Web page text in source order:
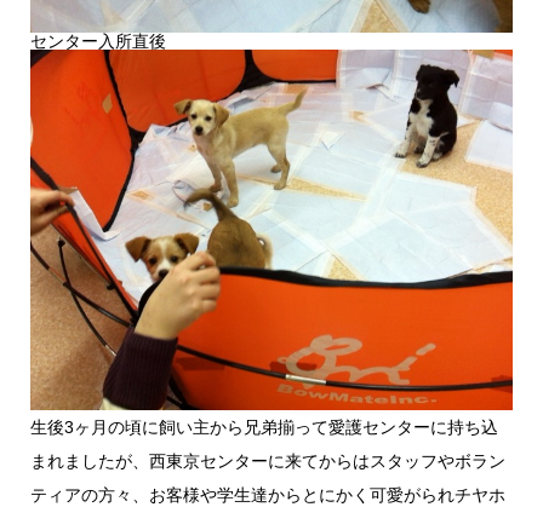
センター入所直後
生後3ヶ月の頃に飼い主から兄弟揃って愛護センターに持ち込
まれましたが、西東京センターに来てからはスタッフやボラン
ティアの方々、お客様や学生達からとにかく可愛がられチヤホ